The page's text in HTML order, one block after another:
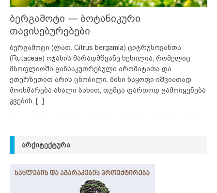
ბერგამოტი — ბოტანიკური
თავისებურებები
ბერგამოტი (ლათ. Citrus bergamia) ციტრუსოვანთა
(Rutaceae) ოჯახის მარადმწვანე ხეხილია, რომელიც
მსოფლიოში განსაკუთრებული არომატითა და
ეთერზეთით არის ცნობილი. მისი ნაყოფი იშვიათად
მოიხმარება ახალი სახით, თუმცა ფართოდ გამოიყენება
კვების, [...]
ᲐᲠᲥᲘᲢᲔᲥᲢᲣᲠᲐ